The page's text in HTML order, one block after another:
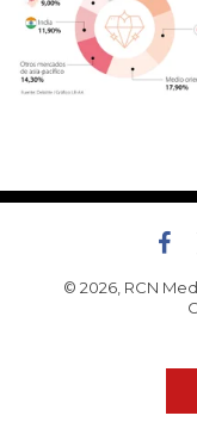
© 2026, RCN